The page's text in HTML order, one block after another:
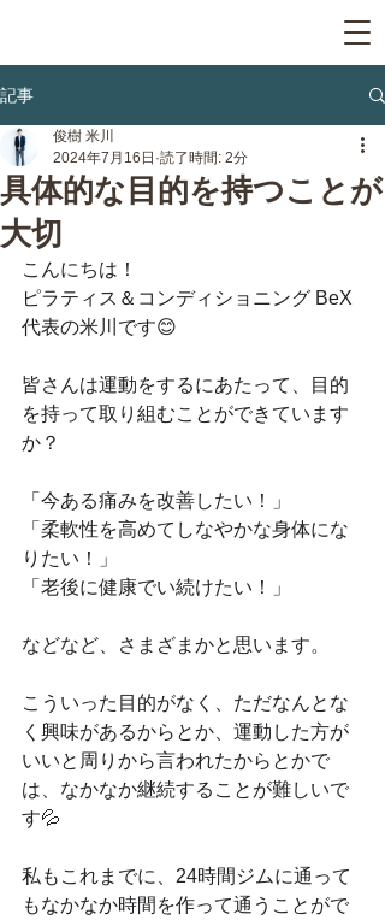
記事
具体的な目的を持つことが
大切
俊樹 米川
2024年7月16日 読了時間: 2分
こんにちは！
ピラティス＆コンディショニング BeX
代表の米川です😊
皆さんは運動をするにあたって、目的
を持って取り組むことができています
か？
「今ある痛みを改善したい！」
「柔軟性を高めてしなやかな身体にな
りたい！」
「老後に健康でい続けたい！」
などなど、さまざまかと思います。
こういった目的がなく、ただなんとな
く興味があるからとか、運動した方が
いいと周りから言われたからとかで
は、なかなか継続することが難しいで
す💦
私もこれまでに、24時間ジムに通って
もなかなか時間を作って通うことがで